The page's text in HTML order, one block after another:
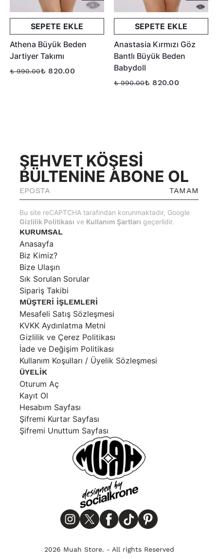
SEPETE EKLE
Athena Büyük Beden
Jartiyer Takımı
₺ 990.00₺ 820.00
SEPETE EKLE
Anastasia Kırmızı Göz
Bantlı Büyük Beden
Babydoll
₺ 990.00₺ 820.00
KURUMSAL
Anasayfa
Biz Kimiz?
Bize Ulaşın
Sık Sorulan Sorular
Sipariş Takibi
MÜŞTERİ İŞLEMLERİ
Mesafeli Satış Sözleşmesi
KVKK Aydınlatma Metni
Gizlilik ve Çerez Politikası
İade ve Değişim Politikası
Kullanım Koşulları / Üyelik Sözleşmesi
ÜYELİK
Oturum Aç
Kayıt Ol
Hesabım Sayfası
Şifremi Kurtar Sayfası
Şifremi Unuttum Sayfası
ŞEHVET KÖŞESİ
BÜLTENİNE ABONE OL
TAMAM
Bu site reCAPTCHA tarafından korunmaktadır, Google
Gizlilik Politikası ve Kullanım Şartları geçerlidir.
2026 Muah Store. - All rights Reserved